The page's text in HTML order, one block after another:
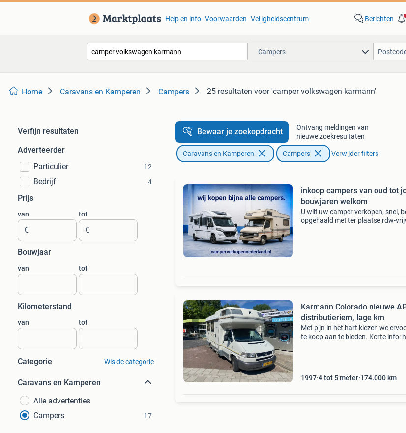
Help en info Voorwaarden Veiligheidscentrum Berichten
Campers
Home Caravans en Kamperen Campers 25 resultaten voor 'camper volkswagen karmann'
Verfijn resultaten
Adverteerder
Particulier
12
Bedrijf 4
Prijs
van
€
tot
€
Bouwjaar
van tot
Kilometerstand
van tot
Categorie Wis de categorie
Caravans en Kamperen
Alle advertenties
Campers
17
Bewaar je zoekopdracht
Ontvang meldingen van
nieuwe zoekresultaten
Caravans en Kamperen Campers Verwijder filters
inkoop campers van oud tot
bouwjaren welkom
U wilt uw camper verkopen, snel,
opgehaald met ter plaatse rdw-
Karmann Colorado nieuwe
distributieriem, lage km
Met pijn in het hart kiezen we
te koop aan te bieden. Korte info:
1997 4 tot 5 meter 174.000 km